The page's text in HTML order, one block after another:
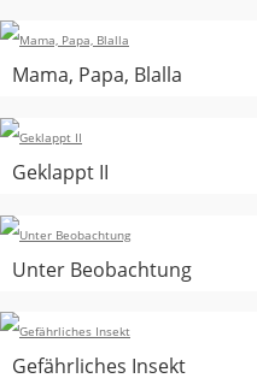
Mama, Papa, Blalla
Geklappt II
Unter Beobachtung
Gefährliches Insekt